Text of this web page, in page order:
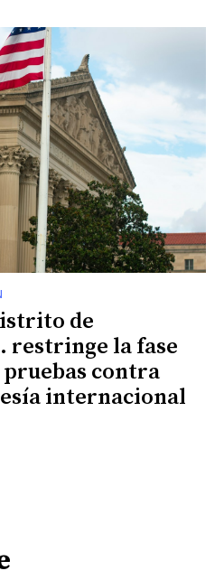
de
restringe la fase
contra
internacional